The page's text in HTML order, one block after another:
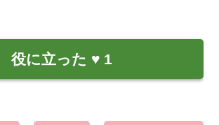
役に立った ♥ 1